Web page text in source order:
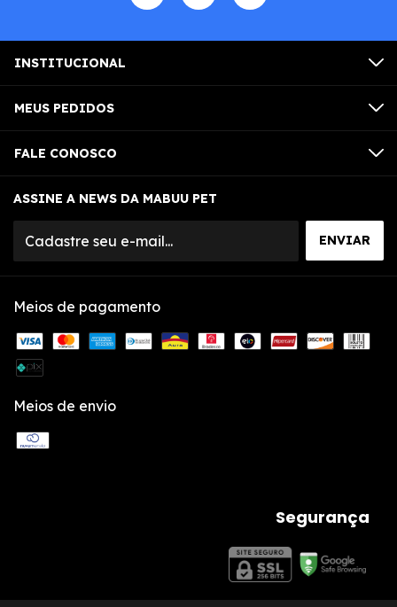
INSTITUCIONAL
MEUS PEDIDOS
FALE CONOSCO
ASSINE A NEWS DA MABUU PET
Meios de pagamento
Meios de envio
Segurança